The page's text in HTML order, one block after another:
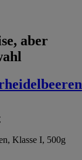
aber
Klasse I, 500g